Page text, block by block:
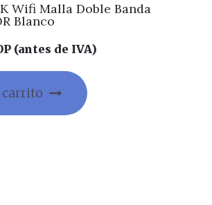
Wifi Malla Doble Banda
Blanco
(antes de IVA)